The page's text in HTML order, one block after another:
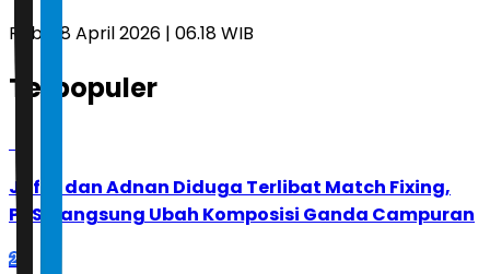
Rabu, 8 April 2026 | 06.18 WIB
Terpopuler
Jafar dan Adnan Diduga Terlibat Match Fixing,
PBSI Langsung Ubah Komposisi Ganda Campuran
2